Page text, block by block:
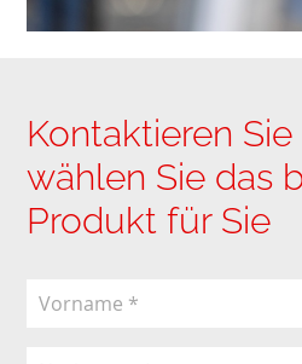
Kontaktieren
wählen Sie das
Produkt für Sie